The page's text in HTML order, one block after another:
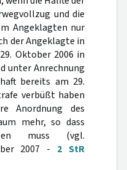
und die
Angeklagten nur
der Angeklagte in
Oktober 2006 in
unter Anrechnung
bereits am 29.
verbüßt haben
Anordnung des
mehr, so dass
muss (vgl.
2007 - 2 StR